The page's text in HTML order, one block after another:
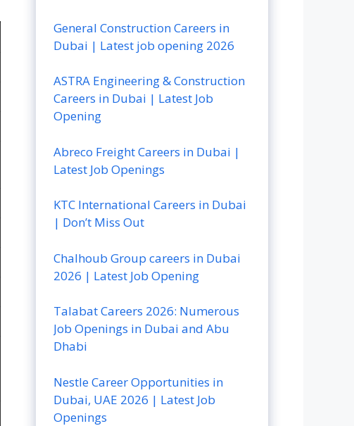
General Construction Careers in
Dubai | Latest job opening 2026
ASTRA Engineering & Construction
Careers in Dubai | Latest Job
Opening
Abreco Freight Careers in Dubai |
Latest Job Openings
KTC International Careers in Dubai
| Don’t Miss Out
Chalhoub Group careers in Dubai
2026 | Latest Job Opening
Talabat Careers 2026: Numerous
Job Openings in Dubai and Abu
Dhabi
Nestle Career Opportunities in
Dubai, UAE 2026 | Latest Job
Openings